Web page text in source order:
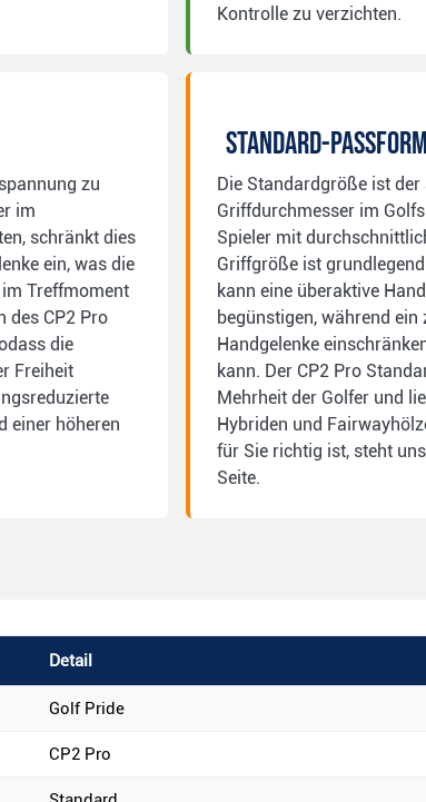
Kontrolle zu verzichten.
zu
im
schränkt dies
ein, was die
Treffmoment
des CP2 Pro
die
Freiheit
einer höheren
Standard-Passform
Die Standardgröße ist
Griffdurchmesser im
Spieler mit
Griffgröße ist
kann eine überaktive
begünstigen, während
Handgelenke
kann. Der CP2 Pro
Mehrheit der Golfer und
Hybriden und
für Sie richtig ist, steht
Seite.
Detail
Golf Pride
CP2 Pro